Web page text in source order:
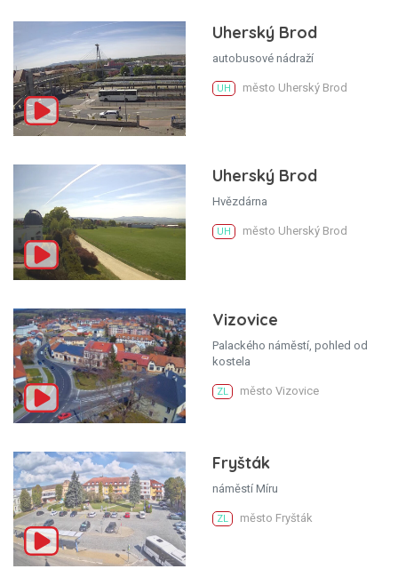
Uherský Brod
autobusové nádraží
UH město Uherský Brod
Uherský Brod
Hvězdárna
UH město Uherský Brod
Vizovice
Palackého náměstí, pohled od
kostela
ZL město Vizovice
Fryšták
náměstí Míru
ZL město Fryšták